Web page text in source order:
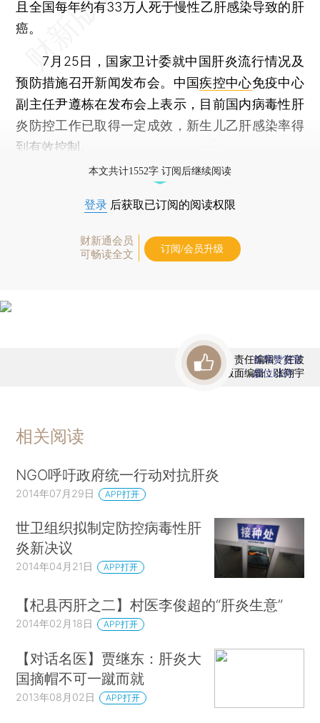
且全国每年约有33万人死于慢性乙肝感染导致的肝
癌。
7月25日，国家卫计委就中国肝炎流行情况及
预防措施召开新闻发布会。中国疾控中心免疫中心
副主任尹遵栋在发布会上表示，目前国内病毒性肝
炎防控工作已取得一定成效，新生儿乙肝感染率得
到有效控制。
本文共计1552字 订阅后继续阅读
登录 后获取已订阅的阅读权限
财新通会员
可畅读全文
订阅/会员升级
责任编辑：任波
版面编辑：张翔宇
首席赞赏官
虚位以待
相关阅读
NGO呼吁政府统一行动对抗肝炎
2014年07月29日 APP打开
世卫组织拟制定防控病毒性肝
炎新决议
2014年04月21日 APP打开
【杞县丙肝之二】村医李俊超的“肝炎生意”
2014年02月18日 APP打开
【对话名医】贾继东：肝炎大
国摘帽不可一蹴而就
2013年08月02日 APP打开